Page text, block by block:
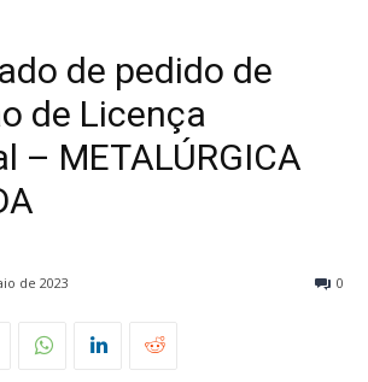
de pedido de
de Licença
– METALÚRGICA
0
de 2023